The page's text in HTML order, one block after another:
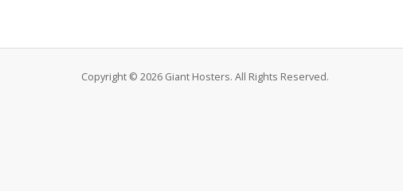
Copyright © 2026 Giant Hosters. All Rights Reserved.